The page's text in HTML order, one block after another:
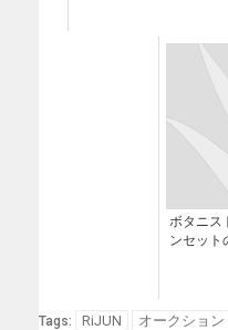
ボタニス
ンセット
Tags: RiJUN オークション